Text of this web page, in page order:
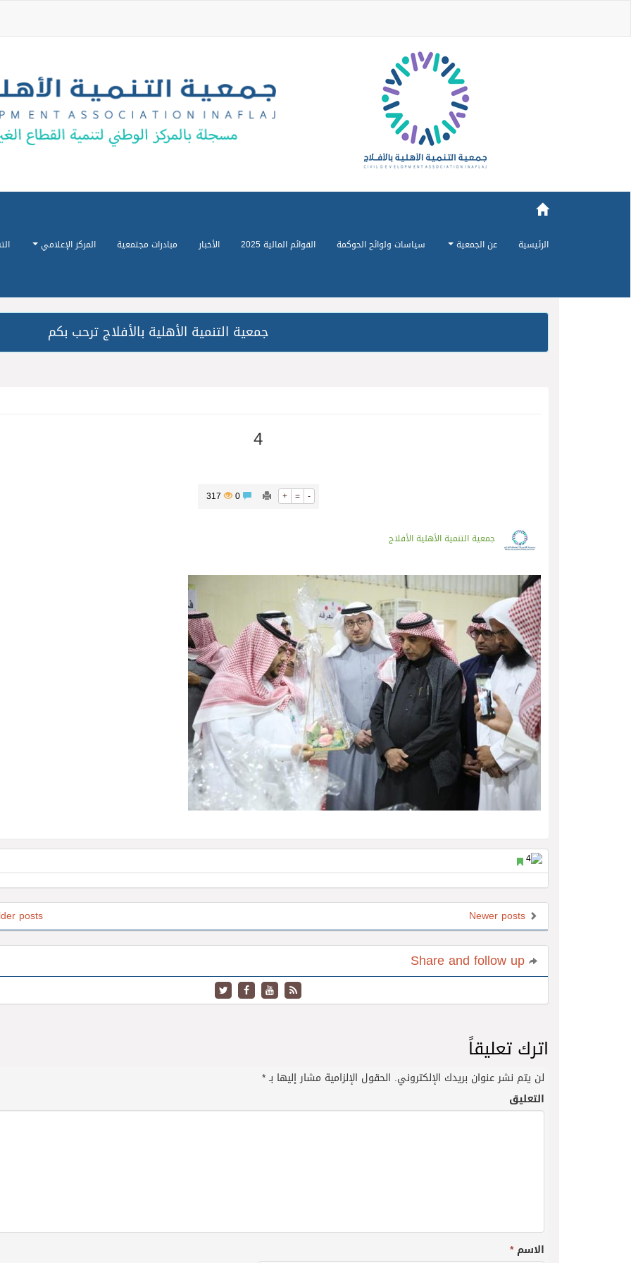
الرئيسية عن الجمعية سياسات ولوائح الحوكمة القوائم المالية 2025 الأخبار مبادرات مجتمعية المركز الإعلامي
جمعية التنمية الأهلية بالأفلاج ترحب بكم
4
+ = -
0
317
جمعية التنمية الأهلية الأفلاج
posts
اترك تعليقاً
لن يتم نشر عنوان بريدك الإلكتروني. الحقول الإلزامية مشار إليها بـ*
التعليق
الاسم*